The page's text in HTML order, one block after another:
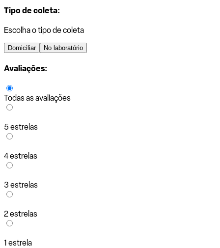
Tipo de coleta:
Escolha o tipo de coleta
Domiciliar No laboratório
Avaliações:
Todas as avaliações
5 estrelas
4 estrelas
3 estrelas
2 estrelas
1 estrela